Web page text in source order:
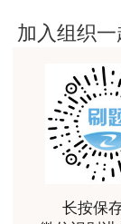
一些日常学
之内，只是
2.多选题，
棱两可，不
3.针对试题
能做题已经
记忆的知识
用户
中一些真题
利通过考试
用户
小强老师讲
加入组织
长按保